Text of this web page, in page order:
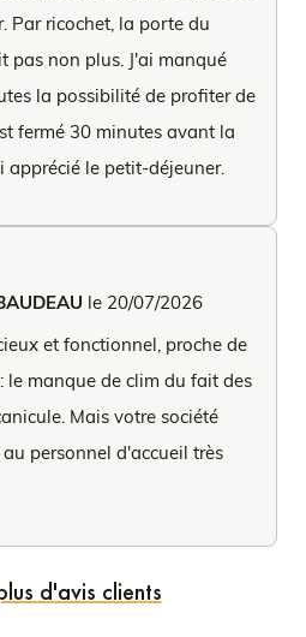
Par ricochet, la porte du
pas non plus. J'ai manqué
la possibilité de profiter de
fermé 30 minutes avant la
apprécié le petit-déjeuner.
le 20/07/2026
et fonctionnel, proche de
le manque de clim du fait des
Mais votre société
personnel d'accueil très
d'avis clients